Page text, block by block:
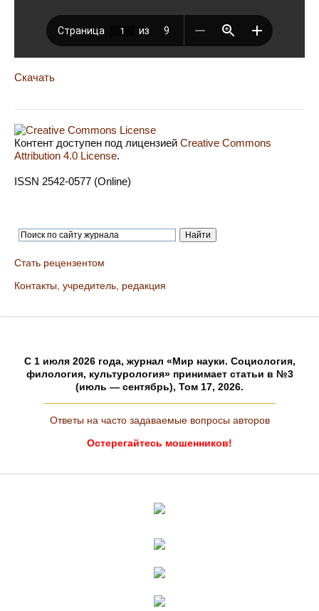
Скачать
Контент доступен под лицензией Creative Commons
Attribution 4.0 License.
ISSN 2542-0577 (Online)
Стать рецензентом
Контакты, учредитель, редакция
C 1 июля 2026 года, журнал «Мир науки. Социология,
филология, культурология» принимает статьи в №3
(июль — сентябрь), Том 17, 2026.
Ответы на часто задаваемые вопросы авторов
Остерегайтесь мошенников!